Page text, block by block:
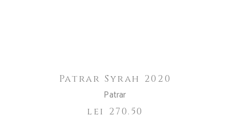
Patrar Syrah 2020
Patrar
lei 270.50